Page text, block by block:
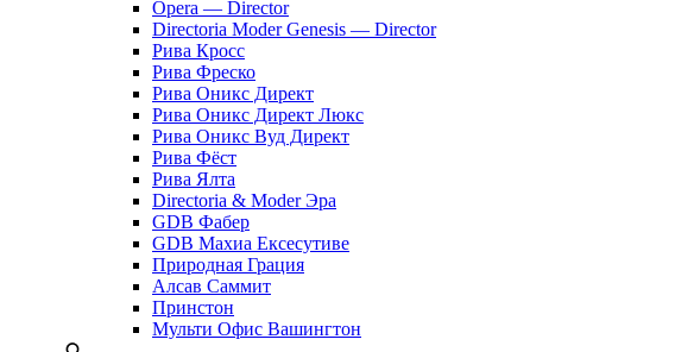
Opera — Director
Directoria Moder Genesis — Director
Рива Кросс
Рива Фреско
Рива Оникс Директ
Рива Оникс Директ Люкс
Рива Оникс Вуд Директ
Рива Фёст
Рива Ялта
Directoria & Moder Эра
GDB Фабер
GDB Махиа Ексесутиве
Природная Грация
Алсав Саммит
Принстон
Мульти Офис Вашингтон